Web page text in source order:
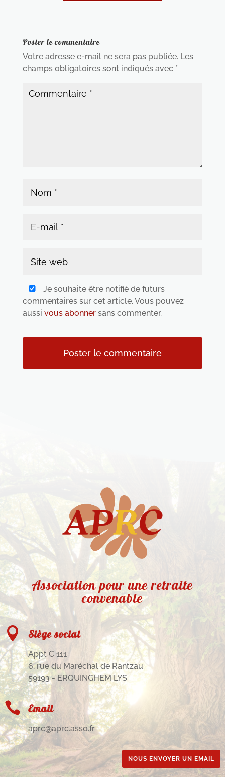
Poster le commentaire
Votre adresse e-mail ne sera pas publiée. Les
champs obligatoires sont indiqués avec *
Je souhaite être notifié de futurs
commentaires sur cet article. Vous pouvez
aussi vous abonnersans commenter.
Association pour une retraite
convenable
 Siège social
Appt C 111
6, rue du Maréchal de Rantzau
59193 - ERQUINGHEM LYS
 Email
aprc@aprc.asso.fr
NOUS ENVOYER UN EMAIL